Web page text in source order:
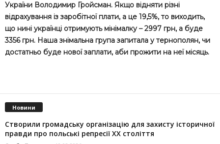
України Володимир Гройсман. Якщо відняти різні
відрахування із заробітної плати, а це 19,5%, то виходить,
що нині українці отримують мінімалку – 2997 грн, а буде
3356 грн. Наша знімальна група запитала у тернополян, чи
достатньо буде нової заплати, аби прожити на неї місяць.
Новини
Створили громадську організацію для захисту історичної
правди про польські репресії ХХ століття